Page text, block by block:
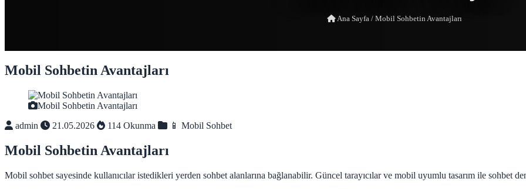
Ana Sayfa / Mobil Sohbetin Avantajları
Mobil Sohbetin Avantajları
Mobil Sohbetin Avantajları
admin
21.05.2026 114 Okunma 📱 Mobil Sohbet
Mobil Sohbetin Avantajları
Mobil sohbet sayesinde kullanıcılar istedikleri yerden sohbet alanlarına bağlanabilir. Güncel tarayıcılar ve mobil uyumlu tasarım ile sohbet